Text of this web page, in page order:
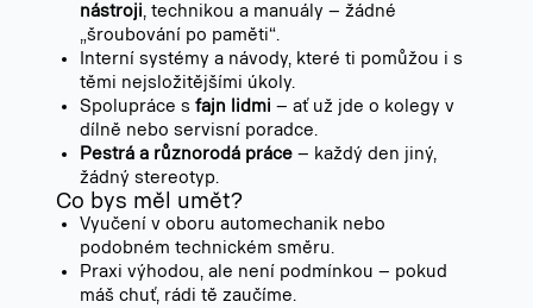
nástroji, technikou a manuály – žádné
„šroubování po paměti“.
Interní systémy a návody, které ti pomůžou i s
těmi nejsložitějšími úkoly.
Spolupráce s fajn lidmi – ať už jde o kolegy v
dílně nebo servisní poradce.
Pestrá a různorodá práce – každý den jiný,
žádný stereotyp.
Co bys měl umět?
Vyučení v oboru automechanik nebo
podobném technickém směru.
Praxi výhodou, ale není podmínkou – pokud
máš chuť, rádi tě zaučíme.